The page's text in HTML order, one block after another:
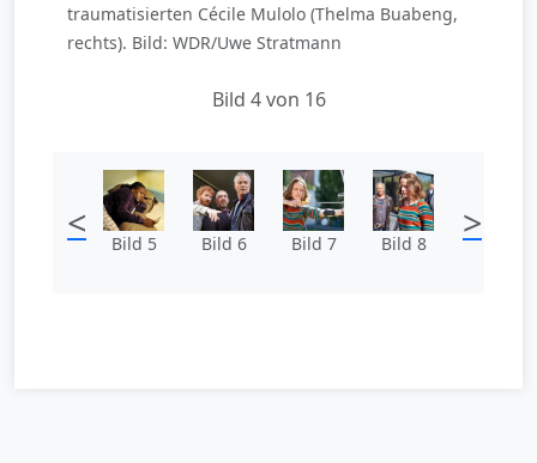
traumatisierten Cécile Mulolo (Thelma Buabeng,
rechts). Bild: WDR/Uwe Stratmann
Bild 4 von 16
< Bild 5 Bild 6 Bild 7 Bild 8 >